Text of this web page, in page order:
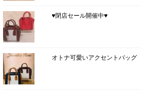
♥閉店セール開催中♥
オトナ可愛いアクセントバッグ